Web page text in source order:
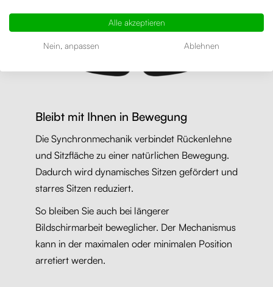
Bleibt mit Ihnen in Bewegung
Die Synchronmechanik verbindet Rückenlehne
und Sitzfläche zu einer natürlichen Bewegung.
Dadurch wird dynamisches Sitzen gefördert und
starres Sitzen reduziert.
So bleiben Sie auch bei längerer
Bildschirmarbeit beweglicher. Der Mechanismus
kann in der maximalen oder minimalen Position
arretiert werden.
Alle akzeptieren
Nein, anpassen Ablehnen